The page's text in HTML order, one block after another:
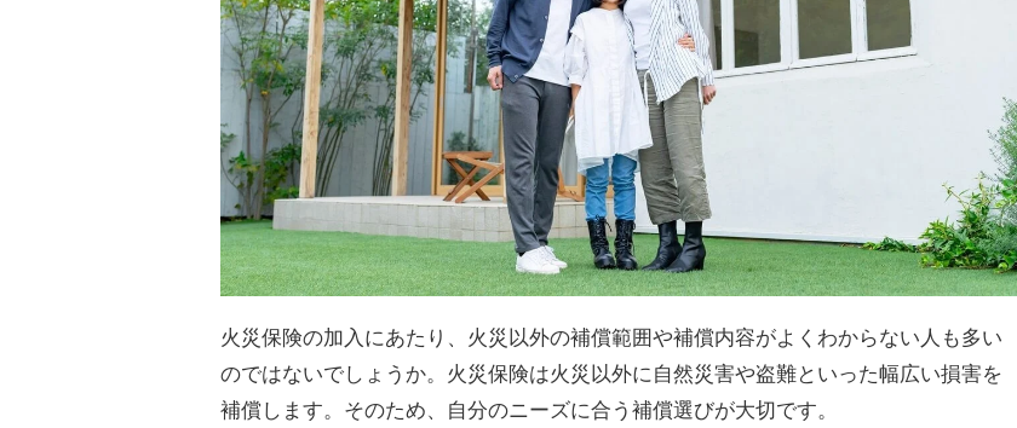
火災保険の加入にあたり、火災以外の補償範囲や補償内容がよくわからない人も多い
のではないでしょうか。火災保険は火災以外に自然災害や盗難といった幅広い損害を
補償します。そのため、自分のニーズに合う補償選びが大切です。